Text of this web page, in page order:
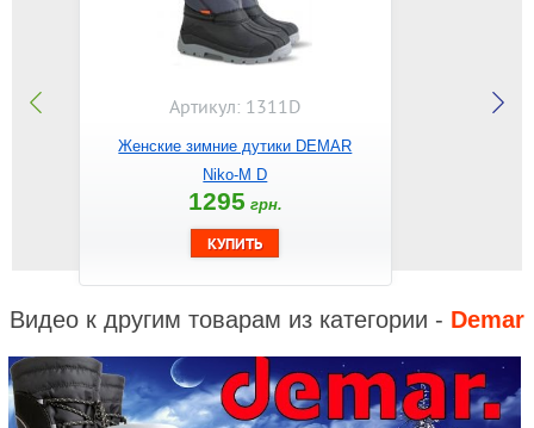
Артикул: 1311D
Женские зимние дутики DEMAR
Niko-M D
1295 грн.
Видео к другим товарам из категории - Demar